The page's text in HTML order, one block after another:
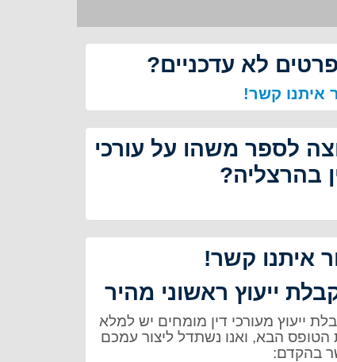
לא עדכניים?
איתנו קשר!
לספר משהו על עורכי
בהרצליה?
איתנו קשר!
ייעוץ ראשוני מהיר
ייעוץ מעורכי דין מומחים יש למלא
הטופס הבא, ואנו נשתדל ליצור עמכם
בהקדם: